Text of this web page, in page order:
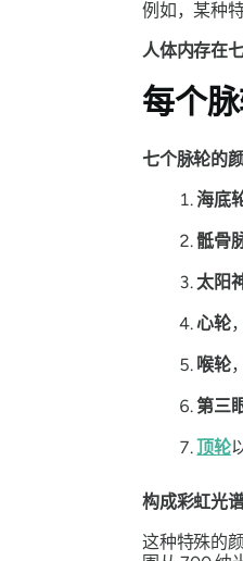
例如，某种
人体内存在
每个
七个脉轮的
海底
骶骨
太阳
心轮
喉轮
第三
顶轮
构成彩虹光
这种特殊的